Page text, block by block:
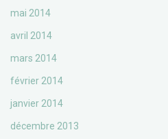
mai 2014
avril 2014
mars 2014
février 2014
janvier 2014
décembre 2013